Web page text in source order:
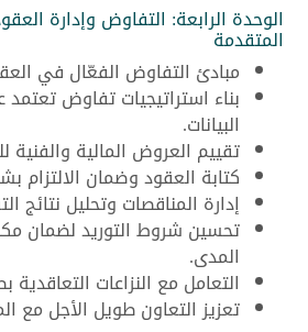
الوحدة الرابعة: التفاوض وإدارة
المتقدمة
مبادئ التفاوض الفعّال في
بناء استراتيجيات تفاوض تعتمد
البيانات.
تقييم العروض المالية والفنية
كتابة العقود وضمان الالتزام
إدارة المناقصات وتحليل نتائج
تحسين شروط التوريد لضمان
المدى.
التعامل مع النزاعات التعاقدية
تعزيز التعاون طويل الأجل مع